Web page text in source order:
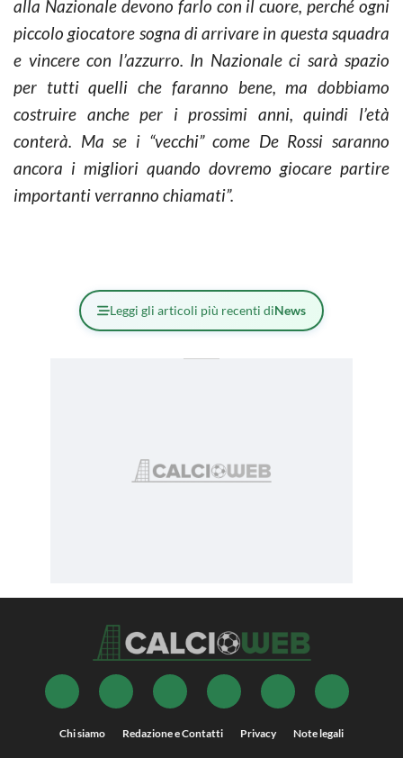
alla Nazionale devono farlo con il cuore, perché ogni
piccolo giocatore sogna di arrivare in questa squadra
e vincere con l’azzurro. In Nazionale ci sarà spazio
per tutti quelli che faranno bene, ma dobbiamo
costruire anche per i prossimi anni, quindi l’età
conterà. Ma se i “vecchi” come De Rossi saranno
ancora i migliori quando dovremo giocare partire
importanti verranno chiamati”.
Leggi gli articoli più recenti diNews
Chi siamo Redazione e Contatti Privacy Note legali